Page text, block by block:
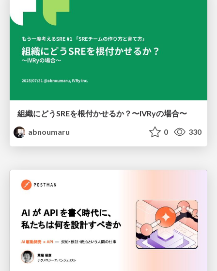
組織にどうSREを根付かせるか？〜IVRyの場合〜
abnoumaru
0 330